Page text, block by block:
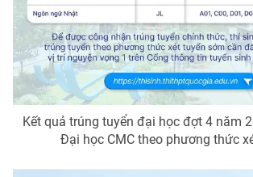
Photo
Video Shorts
VTV Money VTV Thể
VTV Sức khoẻ Bất động
Kết quả trúng tuyển đại học đợt 4 năm
Đại học CMC theo phương thức